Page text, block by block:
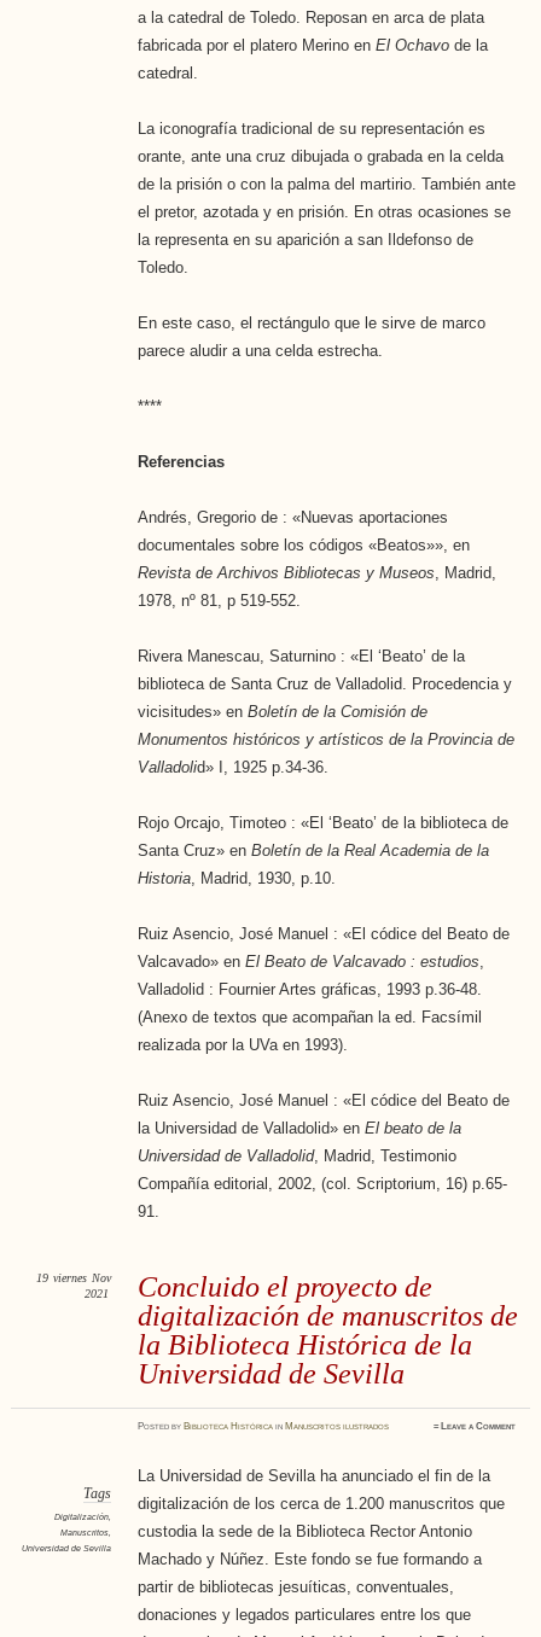
a la catedral de Toledo. Reposan en arca de plata
fabricada por el platero Merino en El Ochavo de la
catedral.
La iconografía tradicional de su representación es
orante, ante una cruz dibujada o grabada en la celda
de la prisión o con la palma del martirio. También ante
el pretor, azotada y en prisión. En otras ocasiones se
la representa en su aparición a san Ildefonso de
Toledo.
En este caso, el rectángulo que le sirve de marco
parece aludir a una celda estrecha.
****
Referencias
Andrés, Gregorio de : «Nuevas aportaciones
documentales sobre los códigos «Beatos»», en
Revista de Archivos Bibliotecas y Museos , Madrid,
1978, nº 81, p 519-552.
Rivera Manescau, Saturnino : «El ‘Beato’ de la
biblioteca de Santa Cruz de Valladolid. Procedencia y
vicisitudes» en Boletín de la Comisión de
Monumentos históricos y artísticos de la Provincia de
Valladolid» I, 1925 p.34-36.
Rojo Orcajo, Timoteo : «El ‘Beato’ de la biblioteca de
Santa Cruz» en Boletín de la Real Academia de la
Historia, Madrid, 1930, p.10.
Ruiz Asencio, José Manuel : «El códice del Beato de
Valcavado» en El Beato de Valcavado : estudios
Valladolid : Fournier Artes gráficas, 1993 p.36-48.
(Anexo de textos que acompañan la ed. Facsímil
realizada por la UVa en 1993).
Ruiz Asencio, José Manuel : «El códice del Beato de
la Universidad de Valladolid» en El beato de la
Universidad de Valladolid, Madrid, Testimonio
Compañía editorial, 2002, (col. Scriptorium, 16) p.65-
91.
Concluido el proyecto de
digitalización de manuscritos de
la Biblioteca Histórica de la
Universidad de Sevilla
19 viernes Nov
2021
Postedby Biblioteca Histórica in Manuscritos ilustrados ≈ Leave a Comment
Tags
Digitalización,
Manuscritos,
Universidad de Sevilla
La Universidad de Sevilla ha anunciado el fin de la
digitalización de los cerca de 1.200 manuscritos que
custodia la sede de la Biblioteca Rector Antonio
Machado y Núñez. Este fondo se fue formando a
partir de bibliotecas jesuíticas, conventuales,
donaciones y legados particulares entre los que